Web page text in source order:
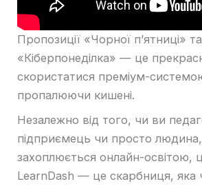
Пропозиції «Чорної п’ятниці» та
«Кіберпонеділка» — це
скористатися преміум-
пропалюючи кишені.
Незалежно від того, чи ви
підприємець чи просто
захоплюється онлайн-освітою,
LearnDash — це скарбниця, яка